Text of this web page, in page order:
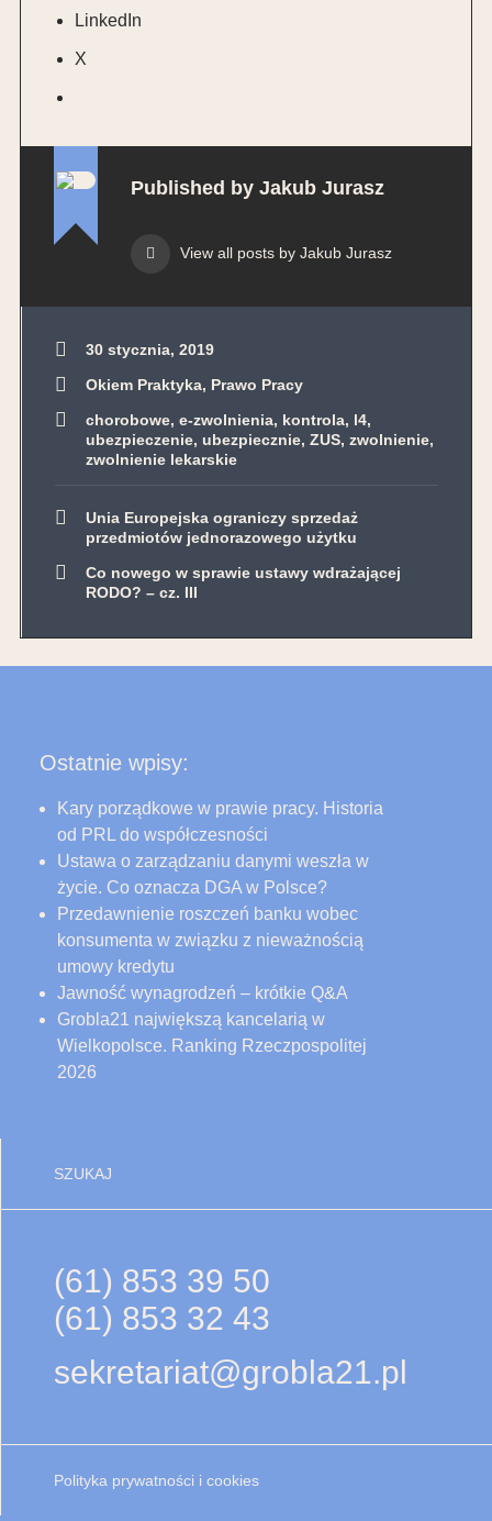
LinkedIn
X
Published by Jakub Jurasz
View all posts by Jakub Jurasz
30 stycznia, 2019
Okiem Praktyka, Prawo Pracy
chorobowe, e-zwolnienia, kontrola, l4,
ubezpieczenie, ubezpiecznie, ZUS, zwolnienie,
zwolnienie lekarskie
Nawigacja
wpisu
Unia Europejska ograniczy sprzedaż
przedmiotów jednorazowego użytku
Co nowego w sprawie ustawy wdrażającej
RODO? – cz. III
Ostatnie wpisy:
Kary porządkowe w prawie pracy. Historia
od PRL do współczesności
Ustawa o zarządzaniu danymi weszła w
życie. Co oznacza DGA w Polsce?
Przedawnienie roszczeń banku wobec
konsumenta w związku z nieważnością
umowy kredytu
Jawność wynagrodzeń – krótkie Q&A
Grobla21 największą kancelarią w
Wielkopolsce. Ranking Rzeczpospolitej
2026
SZUKAJ
(61) 853 39 50
(61) 853 32 43
sekretariat@grobla21.pl
Polityka prywatności i cookies